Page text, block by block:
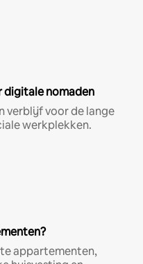
digitale nomaden
verblijf voor de lange
werkplekken.
appartementen,